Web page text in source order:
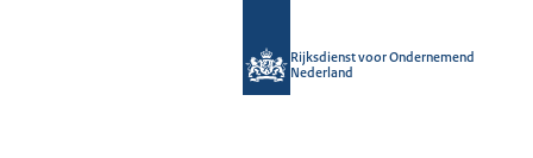
Rijksdienst voor Ondernemend
Nederland